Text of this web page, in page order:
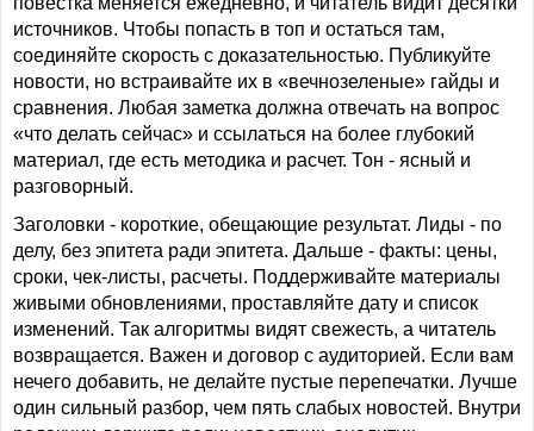
источников. Чтобы попасть в топ и остаться там,
соединяйте скорость с доказательностью. Публикуйте
новости, но встраивайте их в «вечнозеленые» гайды и
сравнения. Любая заметка должна отвечать на вопрос
«что делать сейчас» и ссылаться на более глубокий
материал, где есть методика и расчет. Тон - ясный и
разговорный.
Заголовки - короткие, обещающие результат. Лиды - по
делу, без эпитета ради эпитета. Дальше - факты: цены,
сроки, чек-листы, расчеты. Поддерживайте материалы
живыми обновлениями, проставляйте дату и список
изменений. Так алгоритмы видят свежесть, а читатель
возвращается. Важен и договор с аудиторией. Если вам
нечего добавить, не делайте пустые перепечатки. Лучше
один сильный разбор, чем пять слабых новостей. Внутри